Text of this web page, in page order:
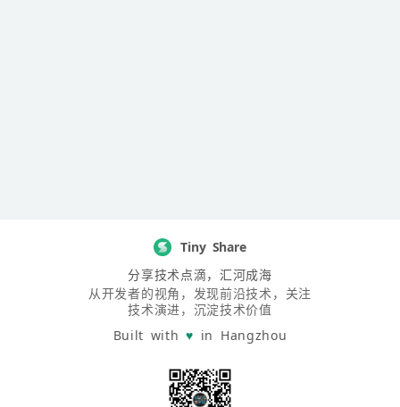
Tiny Share
分享技术点滴，汇河成海
从开发者的视角，发现前沿技术，关注
技术演进，沉淀技术价值
Built with♥ in Hangzhou